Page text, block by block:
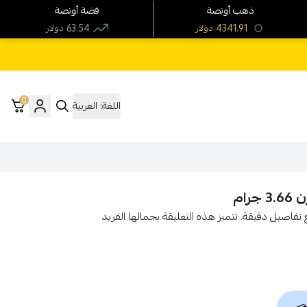
اللغة: العربية 0
جرام، تصميم فريد مع تفاصيل دقيقة. تتميز هذه التعليقة بجمالها الفريد
فضة أونصة
دولار 63.54
ذهب أونصة
دولار 4341.91